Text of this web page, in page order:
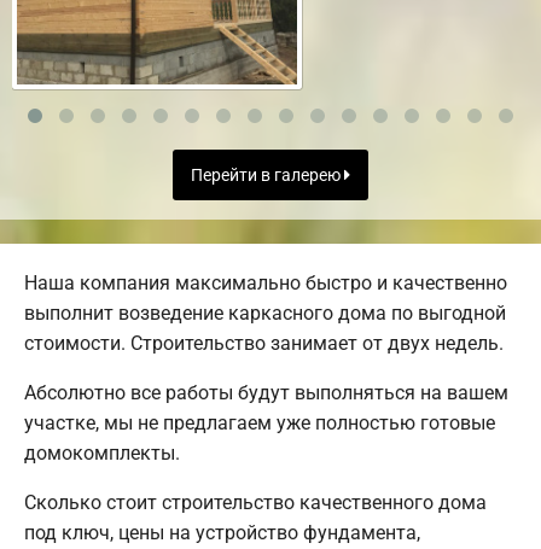
Перейти в галерею
Наша компания максимально быстро и качественно
выполнит возведение каркасного дома по выгодной
стоимости. Строительство занимает от двух недель.
Абсолютно все работы будут выполняться на вашем
участке, мы не предлагаем уже полностью готовые
домокомплекты.
Сколько стоит строительство качественного дома
под ключ, цены на устройство фундамента,